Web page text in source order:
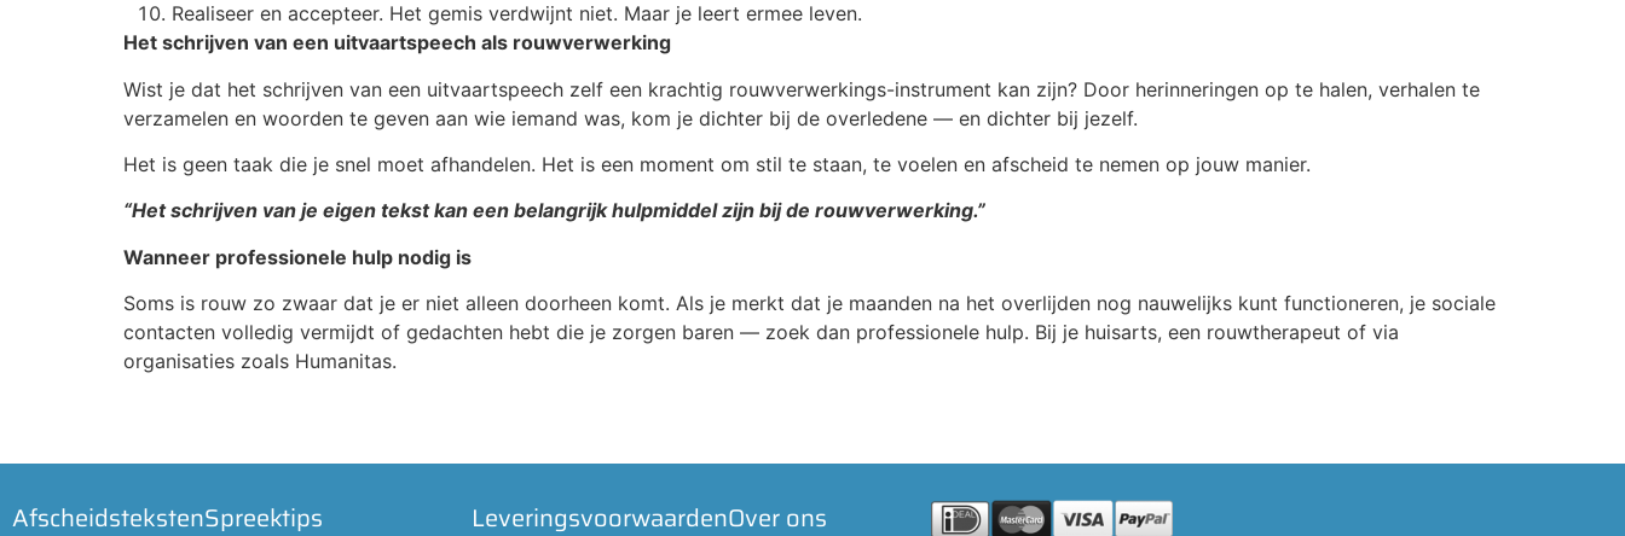
Realiseer en accepteer. Het gemis verdwijnt niet. Maar je leert ermee leven.
Het schrijven van een uitvaartspeech als rouwverwerking
Wist je dat het schrijven van een uitvaartspeech zelf een krachtig rouwverwerkings-instrument kan zijn? Door herinneringen op te halen, verhalen te
verzamelen en woorden te geven aan wie iemand was, kom je dichter bij de overledene — en dichter bij jezelf.
Het is geen taak die je snel moet afhandelen. Het is een moment om stil te staan, te voelen en afscheid te nemen op jouw manier.
“Het schrijven van je eigen tekst kan een belangrijk hulpmiddel zijn bij de rouwverwerking.”
Wanneer professionele hulp nodig is
Soms is rouw zo zwaar dat je er niet alleen doorheen komt. Als je merkt dat je maanden na het overlijden nog nauwelijks kunt functioneren, je sociale
contacten volledig vermijdt of gedachten hebt die je zorgen baren — zoek dan professionele hulp. Bij je huisarts, een rouwtherapeut of via
organisaties zoals Humanitas.
AfscheidstekstenSpreektips
LeveringsvoorwaardenOver ons